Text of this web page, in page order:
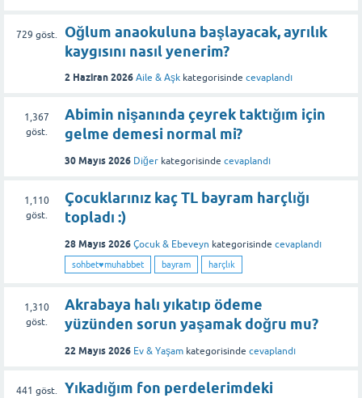
729 göst.
Oğlum anaokuluna başlayacak, ayrılık
kaygısını nasıl yenerim?
2 Haziran 2026 Aile & Aşk kategorisinde cevaplandı
1,367
göst.
Abimin nişanında çeyrek taktığım için
gelme demesi normal mi?
30 Mayıs 2026 Diğer kategorisinde cevaplandı
1,110
göst.
Çocuklarınız kaç TL bayram harçlığı
topladı :)
28 Mayıs 2026 Çocuk & Ebeveyn kategorisinde cevaplandı
sohbet♥️muhabbet bayram harçlık
1,310
göst.
Akrabaya halı yıkatıp ödeme
yüzünden sorun yaşamak doğru mu?
22 Mayıs 2026 Ev & Yaşam kategorisinde cevaplandı
441 göst.
Yıkadığım fon perdelerimdeki